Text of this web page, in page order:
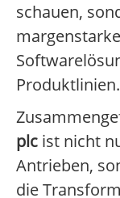
schauen,
Produktlinien.
plc ist nicht
Antrieben,
die